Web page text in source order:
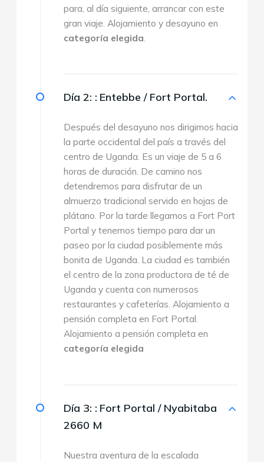
para, al día siguiente, arrancar con este
gran viaje. Alojamiento y desayuno en
categoría elegida
Día 2: : Entebbe / Fort Portal.
Después del desayuno nos dirigimos hacia
la parte occidental del país a través del
centro de Uganda. Es un viaje de 5 a 6
horas de duración. De camino nos
detendremos para disfrutar de un
almuerzo tradicional servido en hojas de
plátano. Por la tarde llegamos a Fort Port
Portal y tenemos tiempo para dar un
paseo por la ciudad posiblemente más
bonita de Uganda. La ciudad es también
el centro de la zona productora de té de
Uganda y cuenta con numerosos
restaurantes y cafeterías. Alojamiento a
pensión completa en Fort Portal.
Alojamiento a pensión completa en
categoría elegida
Día 3: : Fort Portal / Nyabitaba
2660 M
Nuestra aventura de la escalada